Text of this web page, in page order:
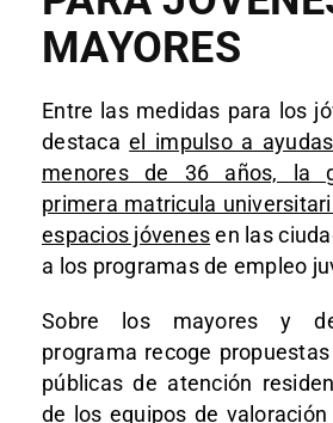
MAYORES
Entre las medidas para los
destacael impulso a
menores de 36 años, la
primera matricula
espacios jóvenesen las
a los programas de empleo
Sobre los mayores y
programa recoge
públicas de atención
de los equipos de